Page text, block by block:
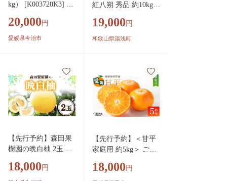
kg） [K003720K3] 人
ルーツ 人気商品 み
かん 柑橘 フルーツ
20,000 円
愛媛県今治市
紅八朔 秀品 約10kg L
産_U6226n
19,000 円
和歌山県湯浅町
【先行予約】森田果
樹園の晩白柚 2玉 森
2月末頃出荷》果物
18,000 円
【先行予約】＜甘平
家庭用 約5kg＞ ご家
柑橘 ブランド みかん
18,000 円